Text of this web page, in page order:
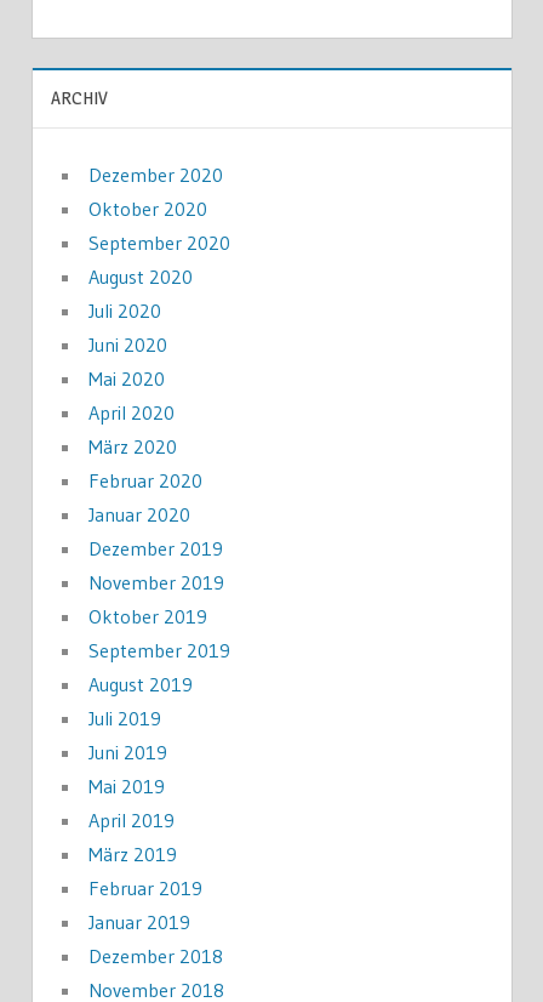
ARCHIV
Dezember 2020
Oktober 2020
September 2020
August 2020
Juli 2020
Juni 2020
Mai 2020
April 2020
März 2020
Februar 2020
Januar 2020
Dezember 2019
November 2019
Oktober 2019
September 2019
August 2019
Juli 2019
Juni 2019
Mai 2019
April 2019
März 2019
Februar 2019
Januar 2019
Dezember 2018
November 2018